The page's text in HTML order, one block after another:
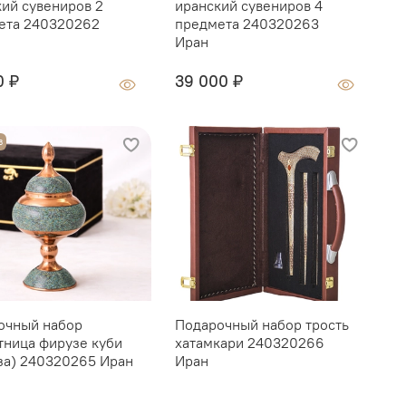
сувениров 2
240320262
₽
набор
фирузе куби
240320265 Иран
иранский сувениров 4
предмета 240320263
Иран
39 000 ₽
Подарочный набор трость
хатамкари 240320266
Иран